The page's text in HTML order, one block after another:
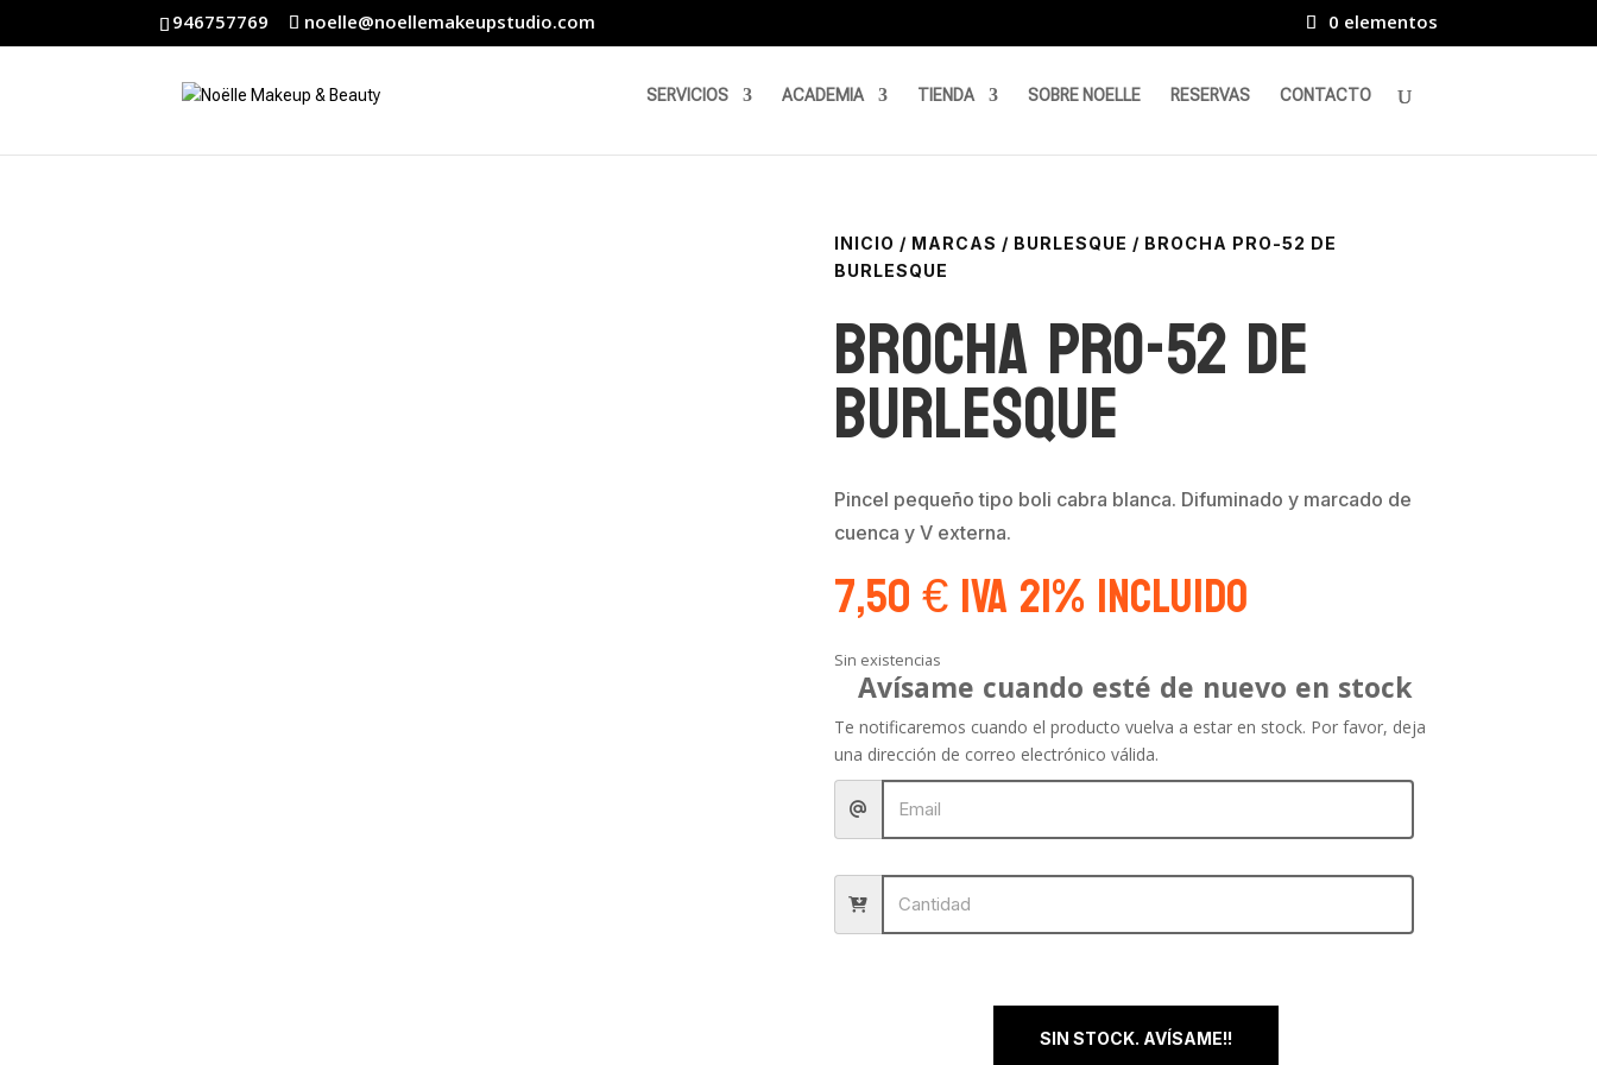
946757769 noelle@noellemakeupstudio.com 0 elementos
SERVICIOS ACADEMIA TIENDA SOBRE NOELLE RESERVAS CONTACTO
INICIO / MARCAS / BURLESQUE / BROCHA PRO-52 DE
BURLESQUE
Brocha PRO-52 de
Burlesque
Pincel pequeño tipo boli cabra blanca. Difuminado y marcado de
cuenca y V externa.
7,50€IVA 21% Incluido
Sin existencias
Avísame cuando esté de nuevo en stock
Te notificaremos cuando el producto vuelva a estar en stock. Por favor, deja
una dirección de correo electrónico válida.
SIN STOCK. AVÍSAME!!